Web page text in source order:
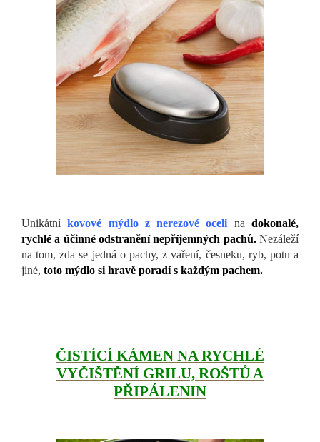
Unikátníkovové mýdlo z nerezové ocelinadokonalé,
rychlé a účinné odstranění nepříjemných pachů.Nezáleží
na tom, zda se jedná o pachy, z vaření, česneku, ryb, potu a
jiné, toto mýdlo si hravě poradí s každým pachem.
ČISTÍCÍ KÁMEN NA RYCHLÉ
VYČIŠTĚNÍ GRILU, ROŠTŮ A
PŘIPÁLENIN